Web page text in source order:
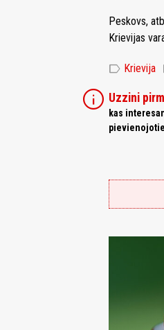
Peskovs,
Krievijas
label Krievija
info Uzzini
kas